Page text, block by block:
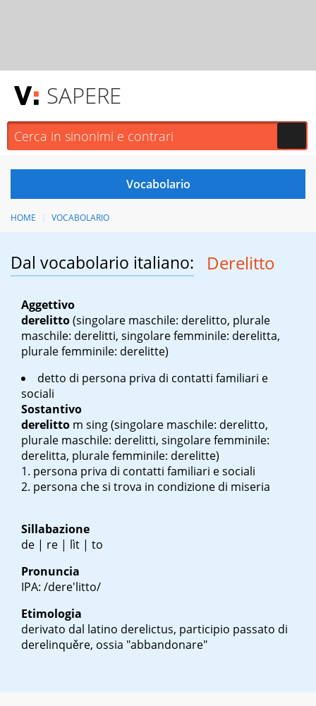
SAPERE
HOME VOCABOLARIO
Dal vocabolario italiano: Derelitto
Aggettivo
derelitto(singolare maschile: derelitto, plurale
maschile: derelitti, singolare femminile: derelitta,
plurale femminile: derelitte)
detto di persona priva di contatti familiari e
sociali
Sostantivo
derelitto m sing(singolare maschile: derelitto,
plurale maschile: derelitti, singolare femminile:
derelitta, plurale femminile: derelitte)
persona priva di contatti familiari e sociali
persona che si trova in condizione di miseria
Sillabazione
de | re | lìt | to
Pronuncia
IPA: /dere'litto/
Etimologia
derivato dal latino derelictus, participio passato di
derelinquěre, ossia "abbandonare"